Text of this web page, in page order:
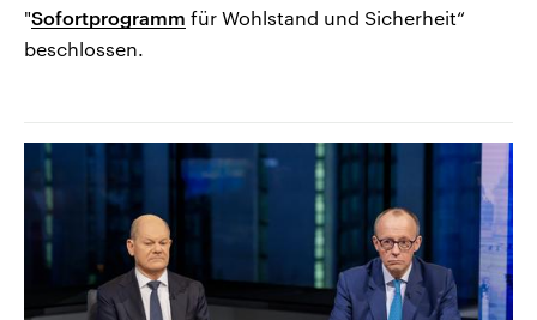
"Sofortprogramm für Wohlstand und Sicherheit“
beschlossen.